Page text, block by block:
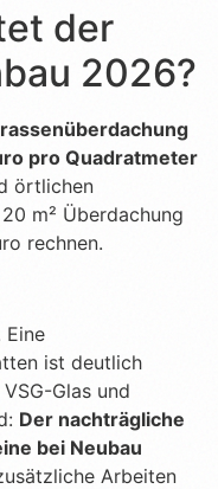
der
2026?
pro Quadratmeter
örtlichen
m² Überdachung
rechnen.
Eine
ist deutlich
Glas und
Der nachträgliche
bei Neubau
Arbeiten